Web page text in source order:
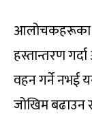
आलोचकहरूका
हस्तान्तरण
वहन गर्ने नभई
जोखिम बढाउन